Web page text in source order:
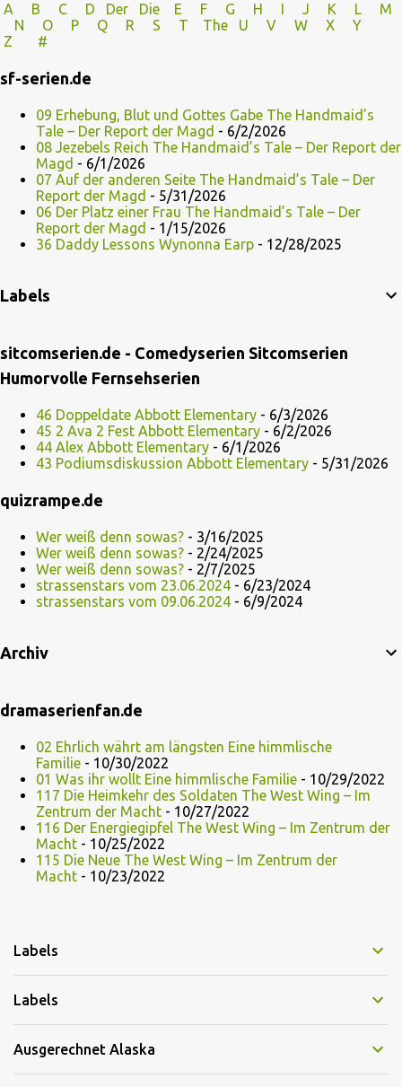
A B C D Der Die E F G H I J K L
M
N
O P Q R S T The U V
W X Y
Z
#
sf-serien.de
09 Erhebung, Blut und Gottes Gabe The Handmaid’s
Tale – Der Report der Magd - 6/2/2026
08 Jezebels Reich The Handmaid’s Tale – Der Report der
Magd - 6/1/2026
07 Auf der anderen Seite The Handmaid’s Tale – Der
Report der Magd - 5/31/2026
06 Der Platz einer Frau The Handmaid’s Tale – Der
Report der Magd - 1/15/2026
36 Daddy Lessons Wynonna Earp - 12/28/2025
Labels
sitcomserien.de - Comedyserien Sitcomserien
Humorvolle Fernsehserien
46 Doppeldate Abbott Elementary - 6/3/2026
45 2 Ava 2 Fest Abbott Elementary - 6/2/2026
44 Alex Abbott Elementary - 6/1/2026
43 Podiumsdiskussion Abbott Elementary - 5/31/2026
quizrampe.de
Wer weiß denn sowas? - 3/16/2025
Wer weiß denn sowas? - 2/24/2025
Wer weiß denn sowas? - 2/7/2025
strassenstars vom 23.06.2024 - 6/23/2024
strassenstars vom 09.06.2024 - 6/9/2024
Archiv
dramaserienfan.de
02 Ehrlich währt am längsten Eine himmlische
Familie - 10/30/2022
01 Was ihr wollt Eine himmlische Familie - 10/29/2022
117 Die Heimkehr des Soldaten The West Wing – Im
Zentrum der Macht - 10/27/2022
116 Der Energiegipfel The West Wing – Im Zentrum der
Macht - 10/25/2022
115 Die Neue The West Wing – Im Zentrum der
Macht - 10/23/2022
Labels
Labels
Ausgerechnet Alaska